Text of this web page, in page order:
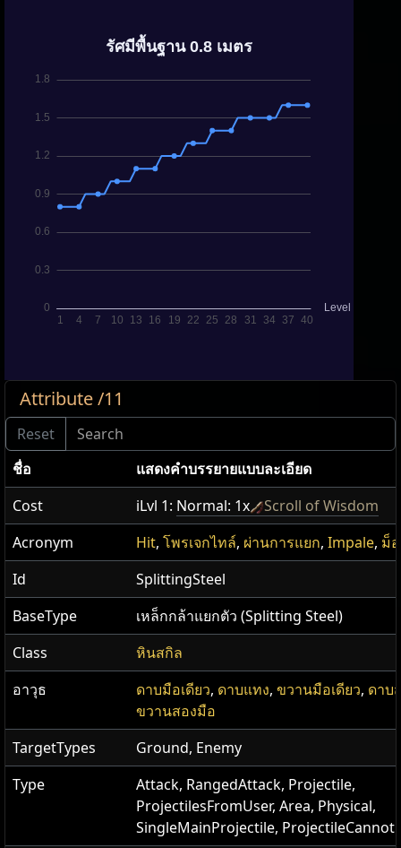
Attribute /11
ชื่อ
แสดง​คำ​บรรยายแบบ​ละเอียด
Cost
iLvl 1: Normal: 1x
Scroll of Wisdom
Acronym
Hit, โพรเจกไทล์, ผ่านการแยก, Impale, ม็
Id
SplittingSteel
BaseType
เหล็กกล้าแยกตัว (Splitting Steel)
Class
หินสกิล
อาวุธ
ดาบมือเดียว, ดาบแทง, ขวานมือเดียว, ดาบ
ขวานสองมือ
TargetTypes
Ground, Enemy
Type
Attack, RangedAttack, Projectile,
ProjectilesFromUser, Area, Physical,
SingleMainProjectile,